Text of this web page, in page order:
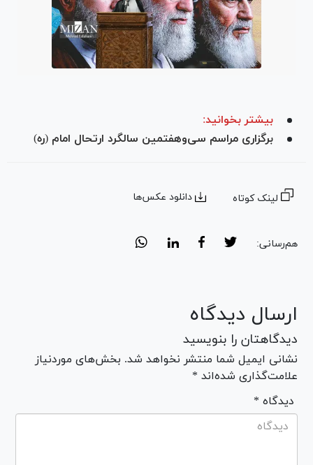
بیشتر بخوانید:
­برگزاری مراسم سی‌و‌هفتمین سالگرد ارتحال امام (ره)
لینک کوتاه دانلود عکس‌ها
هم‌رسانی:
ارسال دیدگاه
دیدگاهتان را بنویسید
نشانی ایمیل شما منتشر نخواهد شد. بخش‌های موردنیاز
علامت‌گذاری شده‌اند *
* دیدگاه